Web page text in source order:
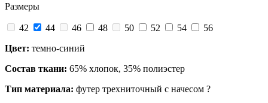
Размеры
42 44 46 48 50 52 54
56
Цвет: темно-синий
Состав ткани: 65% хлопок, 35% полиэстер
Тип материала: футер трехниточный с начесом ?